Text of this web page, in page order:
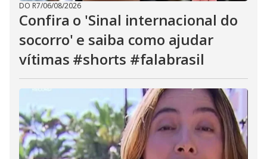
DO R7/06/08/2026
Confira o 'Sinal internacional do
socorro' e saiba como ajudar
vítimas #shorts #falabrasil